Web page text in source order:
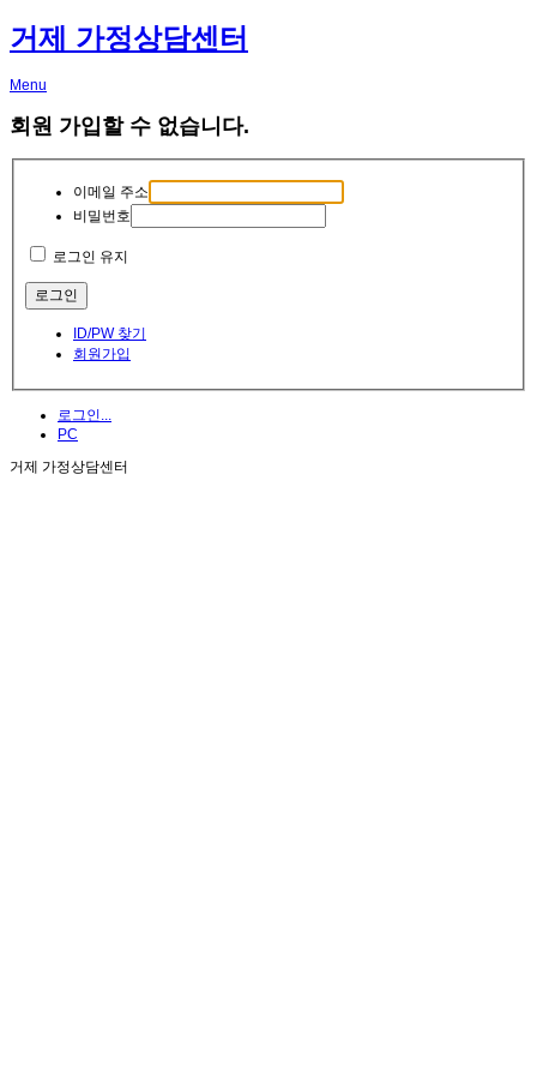
거제 가정상담센터
Menu
회원 가입할 수 없습니다.
이메일 주소
비밀번호
로그인 유지
ID/PW 찾기
회원가입
로그인...
PC
거제 가정상담센터